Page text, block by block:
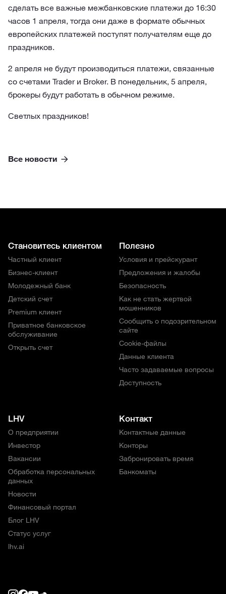
сделать все важные межбанковские платежи до 16:30
часов 1 апреля, тогда они даже в формате обычных
европейских платежей поступят получателям еще до
праздников.
2 апреля не будут производиться платежи, связанные
со счетами Trader и Broker. В понедельник, 5 апреля,
брокеры будут работать в обычном режиме.
Светлых праздников!
Все новости
Становитесь клиентом
Частный клиент
Бизнес-клиент
Молодежный банк
Детский счет
Premium клиент
Приватное банковское
обслуживание
Открыть счет
Полезно
Условия и прейскурант
Предложения и жалобы
Безопасность
Как не стать жертвой
мошенников
Сообщить о подозрительном
сайте
Cookie-файлы
Данные клиента
Часто задаваемые вопросы
Доступность
LHV
О предприятии
Инвестор
Вакансии
Обработка персональных
данных
Новости
Финансовый портал
Блог LHV
Статус услуг
lhv.ai
Контакт
Контактные данные
Конторы
Забронировать время
Банкоматы